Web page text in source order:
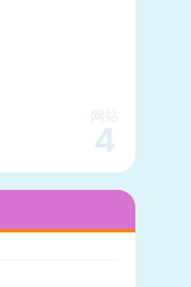
网站
4